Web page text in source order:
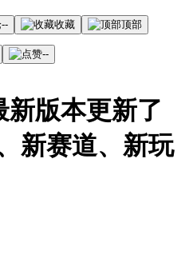
-- 收藏 顶部
--
新版本更新了
新赛道、新玩